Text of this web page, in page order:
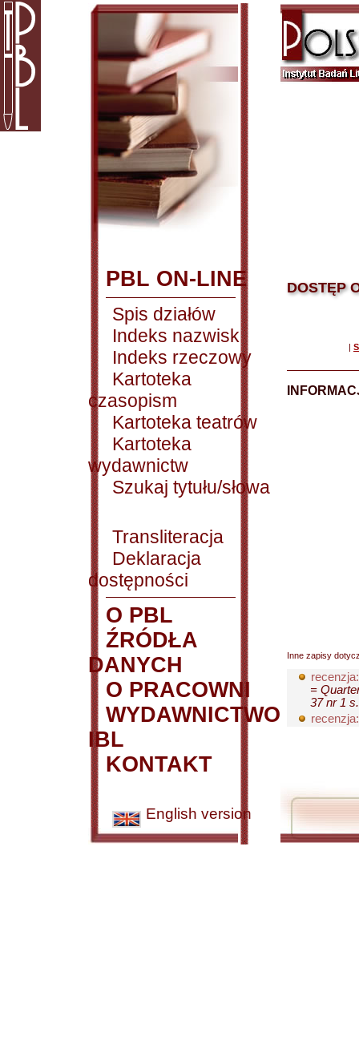
PBL ON-LINE
Spis działów
Indeks nazwisk
Indeks rzeczowy
Kartoteka
czasopism
Kartoteka teatrów
Kartoteka
wydawnictw
Szukaj tytułu/słowa
Transliteracja
Deklaracja
dostępności
O PBL
ŹRÓDŁA
DANYCH
O PRACOWNI
WYDAWNICTWO
IBL
KONTAKT
English version
DOSTĘP
|
Inne zapisy
recenzja:
=
37 nr 1
recenzja: